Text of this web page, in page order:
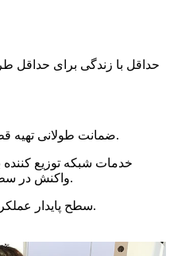
حداقل با زندگی برای
ضمانت طولانی تهیه قطعات یدکی به مدت 2 سال.
خدمات شبکه توزیع
واکنش در سطح محلی در دسترس است.
سطح پایدار عملکرد بر اساس آموزش کیفیت.